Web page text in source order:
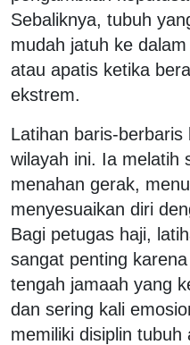
Sebaliknya, tubuh
mudah jatuh ke
atau apatis ketika
ekstrem.
Latihan baris-
wilayah ini. Ia melatih
menahan gerak,
menyesuaikan diri
Bagi petugas haji,
sangat penting
tengah jamaah yang
dan sering kali
memiliki disiplin